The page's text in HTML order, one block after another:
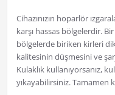
Cihazınızın hoparlör
karşı hassas bölgelerdir.
bölgelerde biriken kirleri
kalitesinin düşmesini ve
Kulaklık kullanıyorsanız,
yıkayabilirsiniz. Tamamen